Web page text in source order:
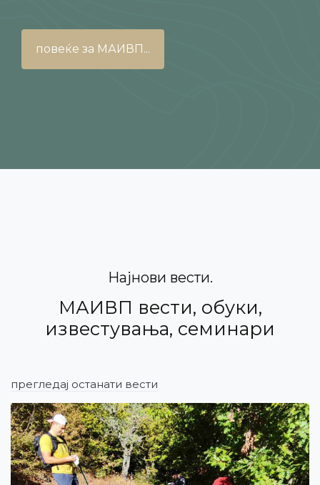
повеќе за МАИВП...
Најнови вести
МАИВП вести, обуки,
известувања, семинари
прегледај останати вести